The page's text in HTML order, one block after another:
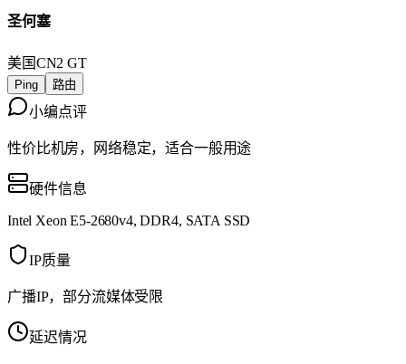
圣何塞
美国CN2 GT
Ping 路由
小编点评
性价比机房，网络稳定，适合一般用途
硬件信息
Intel Xeon E5-2680v4, DDR4, SATA SSD
IP质量
广播IP，部分流媒体受限
延迟情况